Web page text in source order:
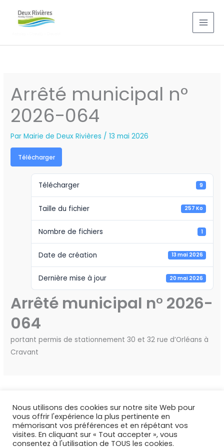
Arrêté municipal n°
2026-064
ParMairie de Deux Rivières /13 mai 2026
Télécharger
Télécharger 9
Taille du fichier 257 Ko
Nombre de fichiers 1
Date de création 13 mai 2026
Dernière mise à jour 20 mai 2026
Arrêté municipal n° 2026-
064
portant permis de stationnement 30 et 32 rue d’Orléans à
Cravant
Nous utilisons des cookies sur notre site Web pour
vous offrir l'expérience la plus pertinente en
mémorisant vos préférences et en répétant vos
visites. En cliquant sur « Tout accepter », vous
consentez à l'utilisation de TOUS les cookies.